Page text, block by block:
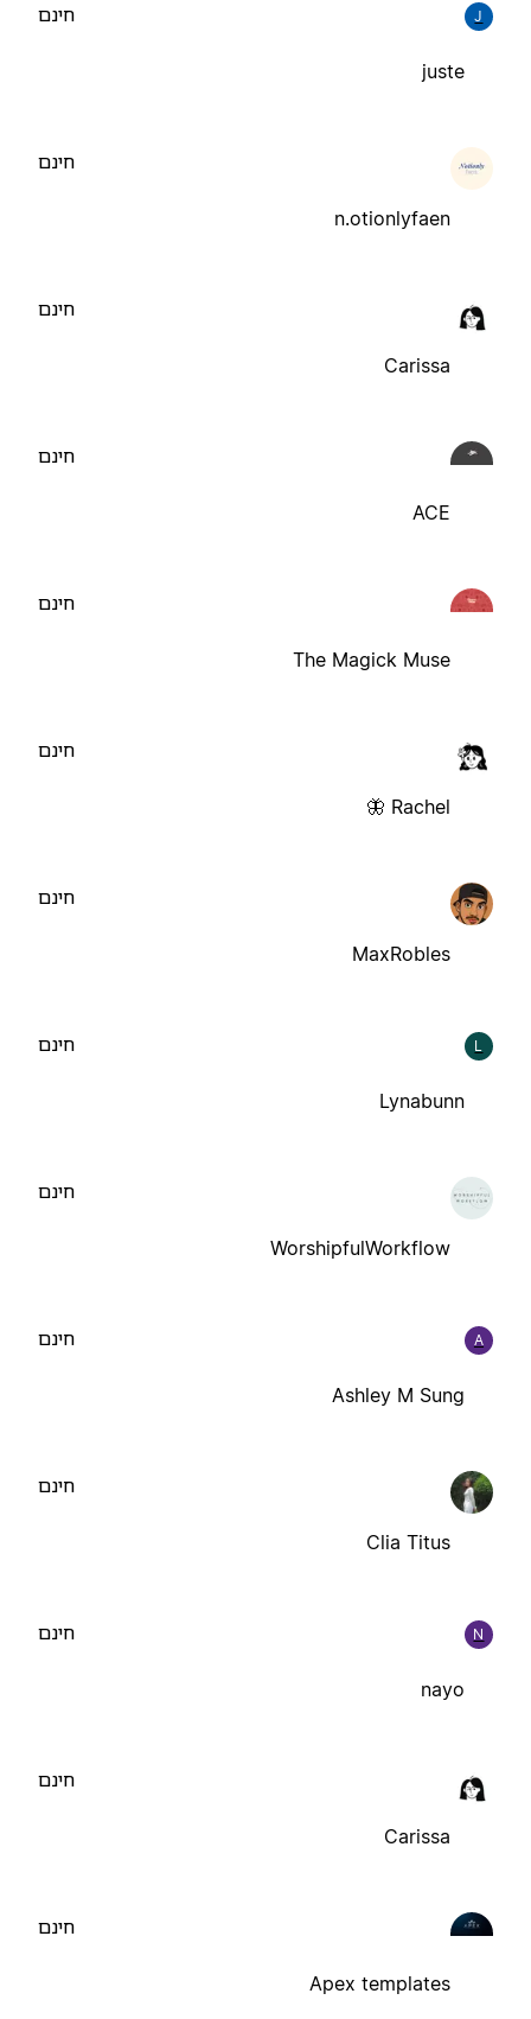
J
juste
חינם
n.otionlyfaen
חינם
Carissa
חינם
ACE
חינם
The Magick Muse
חינם
Rachel 🦋
חינם
MaxRobles
חינם
L
Lynabunn
חינם
WorshipfulWorkflow
חינם
A
Ashley M Sung
חינם
Clia Titus
חינם
N
nayo
חינם
Carissa
חינם
Apex templates
חינם